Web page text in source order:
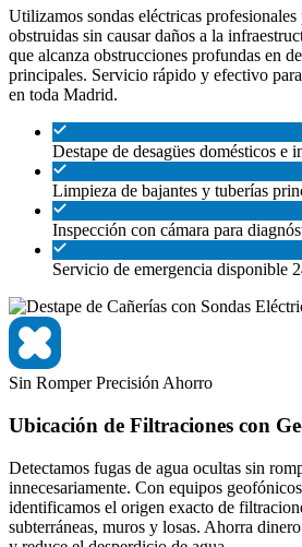
Utilizamos sondas eléctricas profesionales
obstruidas sin causar daños a la
que alcanza obstrucciones profundas en
principales. Servicio rápido y efectivo
en toda Madrid.
Destape de desagües domésticos e
Limpieza de bajantes y tuberías
Inspección con cámara para
Servicio de emergencia disponible
Sin RomperPrecisiónAhorro
Ubicación de Filtraciones con
Detectamos fugas de agua ocultas sin
innecesariamente. Con equipos
identificamos el origen exacto de
subterráneas, muros y losas. Ahorra